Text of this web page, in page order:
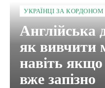
УКРАЇНЦІ ЗА КОРДОНОМ
Англійська
як вивчити
навіть
вже запізно